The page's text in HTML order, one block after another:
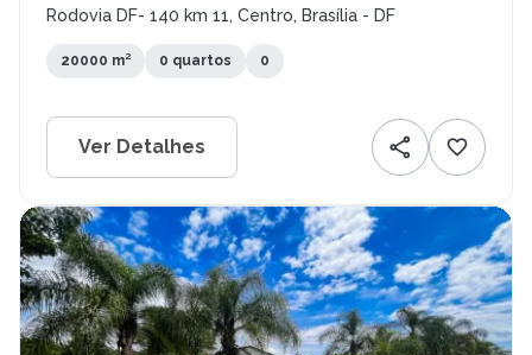
Rodovia DF- 140 km 11, Centro, Brasília - DF
20000 m² 0 quartos 0
Ver Detalhes